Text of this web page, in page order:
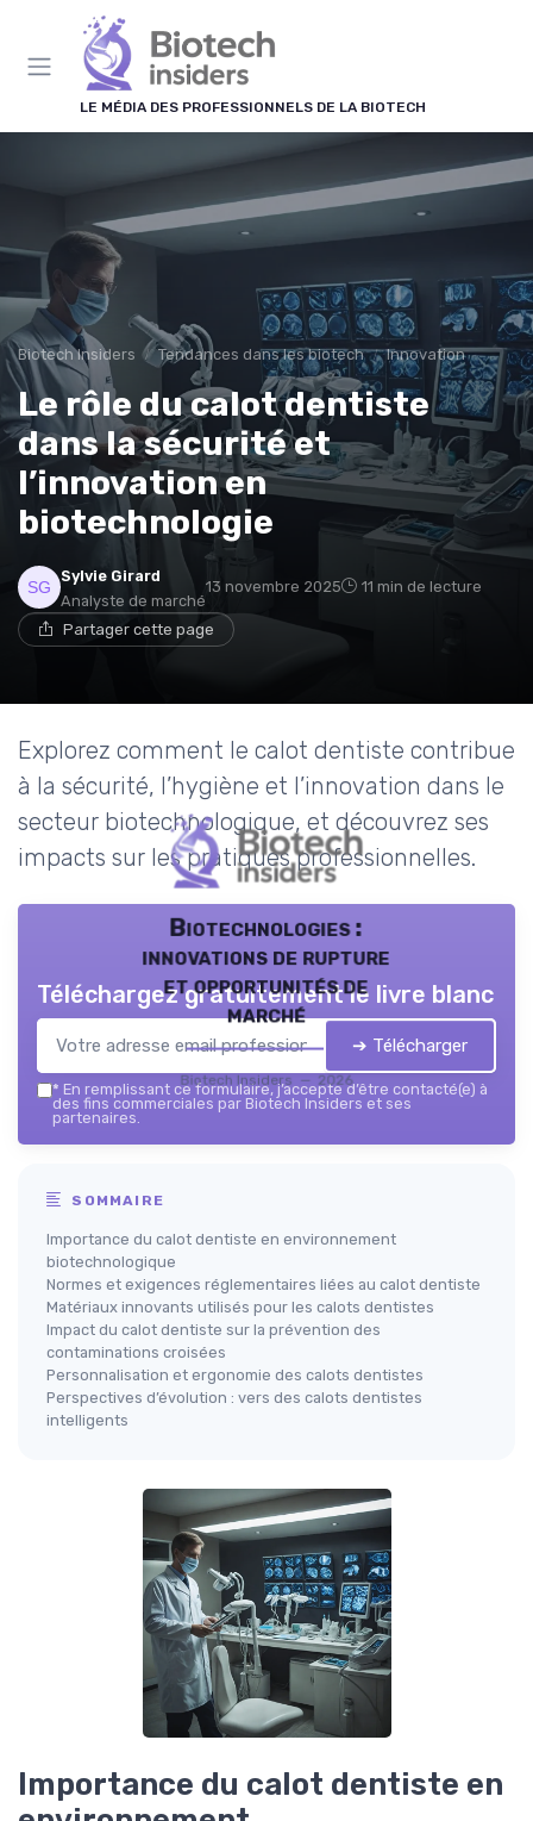
LE MÉDIA DES PROFESSIONNELS DE LA BIOTECH
Biotech Insiders Tendances dans les biotech Innovation
Le rôle du calot dentiste
dans la sécurité et
l’innovation en
biotechnologie
Sylvie Girard
Analyste de marché
13 novembre 2025 11 min de lecture
Partager cette page
Explorez comment le calot dentiste contribue
à la sécurité, l’hygiène et l’innovation dans le
secteur biotechnologique, et découvrez ses
impacts sur les pratiques professionnelles.
Biotechnologies :
innovations de rupture
et opportunités de
marché
Biotech Insiders — 2026
Téléchargez gratuitement le livre blanc
➔ Télécharger
* En remplissant ce formulaire, j’accepte d’être contacté(e) à
des fins commerciales par Biotech Insiders et ses
partenaires.
SOMMAIRE
Importance du calot dentiste en environnement
biotechnologique
Normes et exigences réglementaires liées au calot dentiste
Matériaux innovants utilisés pour les calots dentistes
Impact du calot dentiste sur la prévention des
contaminations croisées
Personnalisation et ergonomie des calots dentistes
Perspectives d’évolution : vers des calots dentistes
intelligents
Importance du calot dentiste en
Panneau de gestion des cookies